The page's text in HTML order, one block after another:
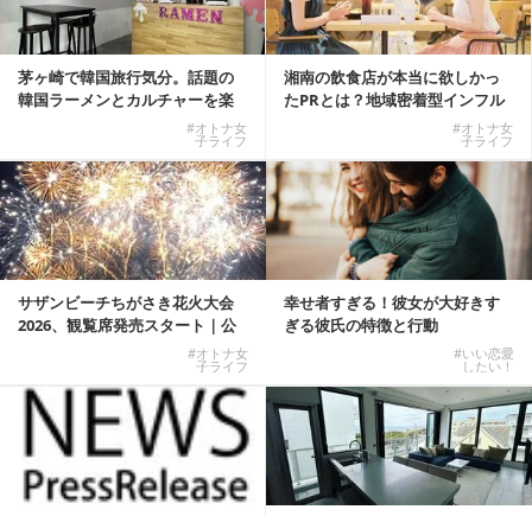
茅ヶ崎で韓国旅行気分。話題の
韓国ラーメンとカルチャーを楽
#オトナ女
子ライフ
湘南の飲食店が本当に欲しかっ
たPRとは？地域密着型インフル
#オトナ女
子ライフ
サザンビーチちがさき花火大会
2026、観覧席発売スタート｜公
#オトナ女
子ライフ
幸せ者すぎる！彼女が大好きす
ぎる彼氏の特徴と行動
#いい恋愛
したい！